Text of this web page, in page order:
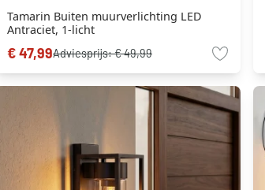
Tamarin Buiten muurverlichting LED
Antraciet, 1-licht
€ 47,99Adviesprijs:€ 49,99